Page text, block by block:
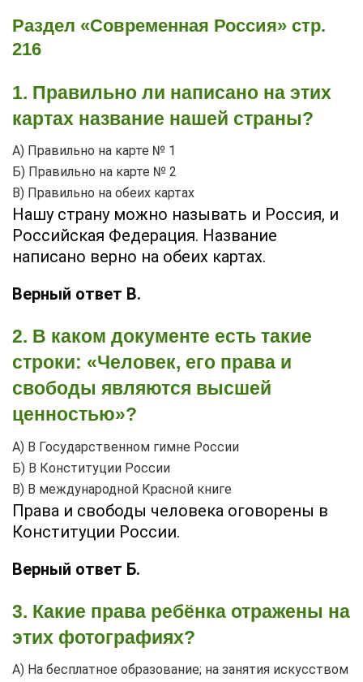
Раздел «Современная Россия» стр.
216
1. Правильно ли написано на этих
картах название нашей страны?
А) Правильно на карте № 1
Б) Правильно на карте № 2
В) Правильно на обеих картах
Нашу страну можно называть и Россия, и
Российская Федерация. Название
написано верно на обеих картах.
Верный ответ В.
2. В каком документе есть такие
строки: «Человек, его права и
свободы являются высшей
ценностью»?
А) В Государственном гимне России
Б) В Конституции России
В) В международной Красной книге
Права и свободы человека оговорены в
Конституции России.
Верный ответ Б.
3. Какие права ребёнка отражены на
этих фотографиях?
А) На бесплатное образование; на занятия искусством